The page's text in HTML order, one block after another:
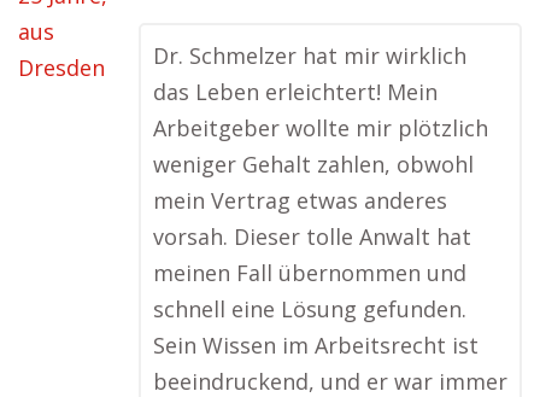
Dr. Schmelzer hat mir wirklich
das Leben erleichtert! Mein
Arbeitgeber wollte mir plötzlich
weniger Gehalt zahlen, obwohl
mein Vertrag etwas anderes
vorsah. Dieser tolle Anwalt hat
meinen Fall übernommen und
schnell eine Lösung gefunden.
Sein Wissen im Arbeitsrecht ist
beeindruckend, und er war immer